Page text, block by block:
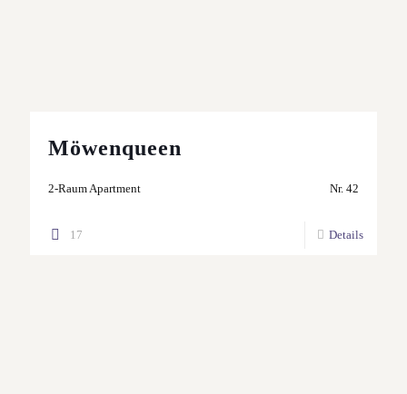
Möwenqueen
2-Raum Apartment Nr. 42
17 Details